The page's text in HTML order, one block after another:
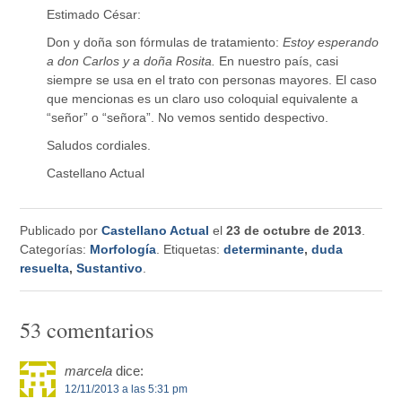
Estimado César:
Don y doña son fórmulas de tratamiento:Estoy esperando
a don Carlos y a doña Rosita.
En nuestro país, casi
siempre se usa en el trato con personas mayores. El caso
que mencionas es un claro uso coloquial equivalente a
“señor” o “señora”. No vemos sentido despectivo.
Saludos cordiales.
Castellano Actual
Publicado porCastellano Actual el23 de octubre de 2013
Categorías: Morfología . Etiquetas:determinante,duda
resuelta,Sustantivo
53 comentarios
marcela dice:
12/11/2013 a las 5:31 pm